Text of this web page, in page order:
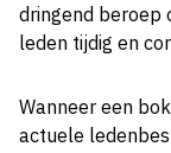
dringend beroep
leden tijdig en
Wanneer een
actuele